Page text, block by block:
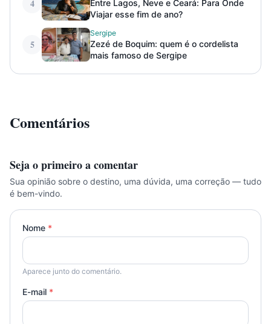
4
Entre Lagos, Neve e Ceará: Para Onde
Viajar esse fim de ano?
5
Sergipe
Zezé de Boquim: quem é o cordelista
mais famoso de Sergipe
Comentários
Seja o primeiro a comentar
Sua opinião sobre o destino, uma dúvida, uma correção — tudo
é bem-vindo.
Nome *
Aparece junto do comentário.
E-mail *